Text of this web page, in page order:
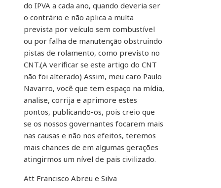
do IPVA a cada ano, quando deveria ser
o contrário e não aplica a multa
prevista por veículo sem combustível
ou por falha de manutenção obstruindo
pistas de rolamento, como previsto no
CNT.(A verificar se este artigo do CNT
não foi alterado) Assim, meu caro Paulo
Navarro, você que tem espaço na mídia,
analise, corrija e aprimore estes
pontos, publicando-os, pois creio que
se os nossos governantes focarem mais
nas causas e não nos efeitos, teremos
mais chances de em algumas gerações
atingirmos um nível de pais civilizado.
Att Francisco Abreu e Silva